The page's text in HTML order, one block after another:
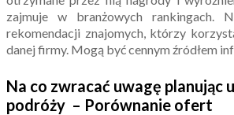
zajmuje w branżowych rankingach.
rekomendacji znajomych, którzy
danej firmy. Mogą być cennym źródłem
Na co zwracać uwagę planując
podróży – Porównanie ofert